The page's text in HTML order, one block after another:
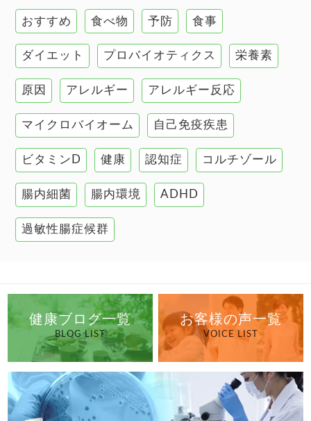
甲状腺
肌
肝臓の健康
腸の健康
自己免疫疾患
高血圧
おすすめ 食べ物 予防 食事
ダイエット プロバイオティクス 栄養素
原因 アレルギー アレルギー反応
マイクロバイオーム 自己免疫疾患
ビタミンD 健康 認知症 コルチゾール
腸内細菌 腸内環境 ADHD
過敏性腸症候群
健康ブログ一覧
BLOG LIST
お客様の声一覧
VOICE LIST